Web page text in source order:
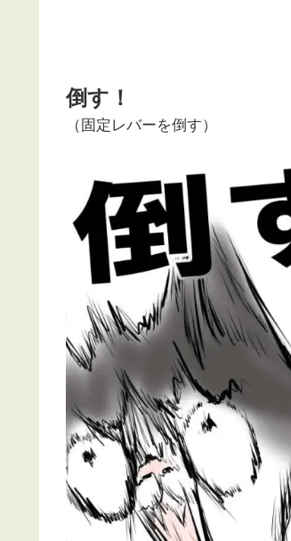
倒す！
（固定レバーを倒す）